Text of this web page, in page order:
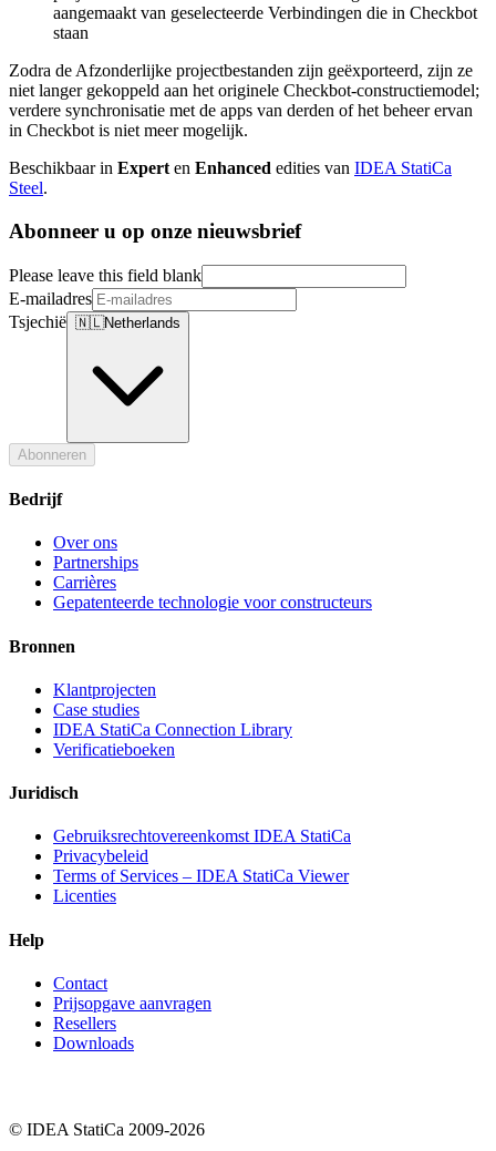
aangemaakt van geselecteerde Verbindingen die in Checkbot
staan
Zodra de Afzonderlijke projectbestanden zijn geëxporteerd, zijn ze
niet langer gekoppeld aan het originele Checkbot-constructiemodel;
verdere synchronisatie met de apps van derden of het beheer ervan
in Checkbot is niet meer mogelijk.
Beschikbaar in Experten Enhanced edities van IDEA StatiCa
Steel.
Abonneer u op onze nieuwsbrief
Please leave this field blank
E-mailadres
Tsjechië 🇳🇱Netherlands
Abonneren
Bedrijf
Over ons
Partnerships
Carrières
Gepatenteerde technologie voor constructeurs
Bronnen
Klantprojecten
Case studies
IDEA StatiCa Connection Library
Verificatieboeken
Juridisch
Gebruiksrechtovereenkomst IDEA StatiCa
Privacybeleid
Terms of Services – IDEA StatiCa Viewer
Licenties
Help
Contact
Prijsopgave aanvragen
Resellers
Downloads
© IDEA StatiCa 2009-2026